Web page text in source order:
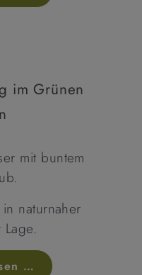
im Grünen
naturnaher
…